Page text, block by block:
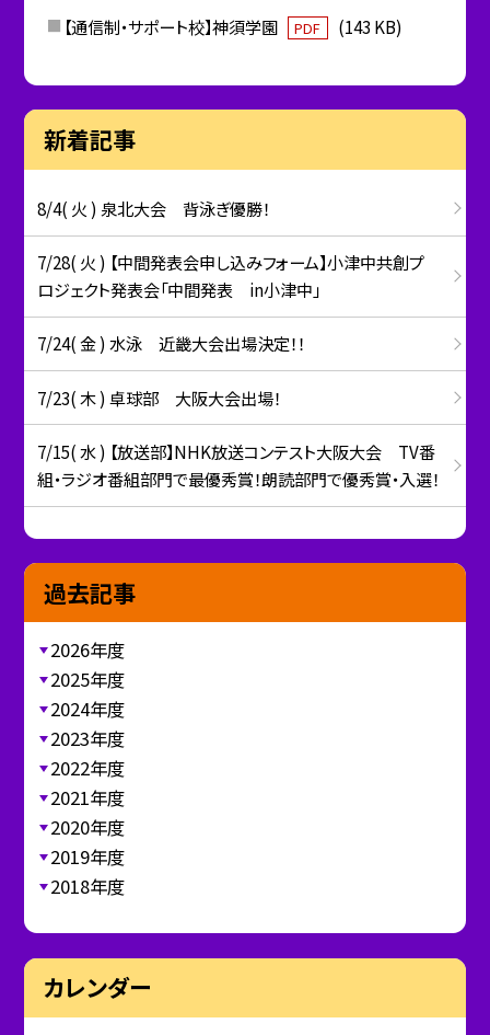
【通信制・サポート校】神須学園
PDF (143 KB)
新着記事
8/4( 火 ) 泉北大会 背泳ぎ優勝！
7/28( 火 ) 【中間発表会申し込みフォーム】小津中共創プ
ロジェクト発表会「中間発表 in小津中」
7/24( 金 ) 水泳 近畿大会出場決定！！
7/23( 木 ) 卓球部 大阪大会出場！
7/15( 水 ) 【放送部】NHK放送コンテスト大阪大会 TV番
組・ラジオ番組部門で最優秀賞！朗読部門で優秀賞・入選！
過去記事
2026年度
2025年度
2024年度
2023年度
2022年度
2021年度
2020年度
2019年度
2018年度
カレンダー